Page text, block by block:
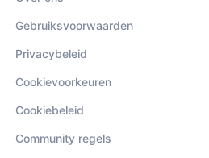
Gebruiksvoorwaarden
Privacybeleid
Cookievoorkeuren
Cookiebeleid
Community regels